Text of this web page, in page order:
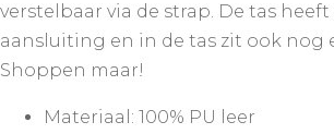
verstelbaar via de strap. De tas
aansluiting en in de tas zit ook nog
Shoppen maar!
Materiaal: 100% PU leer